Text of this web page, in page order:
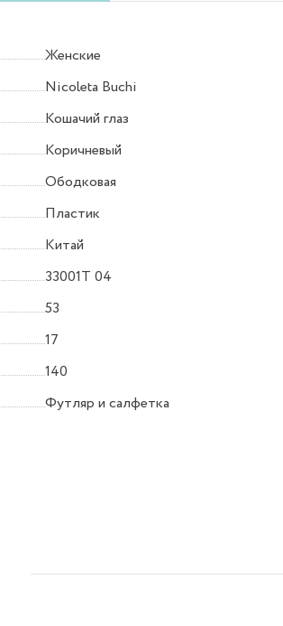
Женские
Nicoleta Buchi
Кошачий глаз
Коричневый
Ободковая
Пластик
Китай
33001T 04
53
17
140
Футляр и салфетка